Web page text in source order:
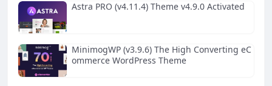
Astra PRO (v4.11.4) Theme v4.9.0 Activated
MinimogWP (v3.9.6) The High Converting eC
ommerce WordPress Theme